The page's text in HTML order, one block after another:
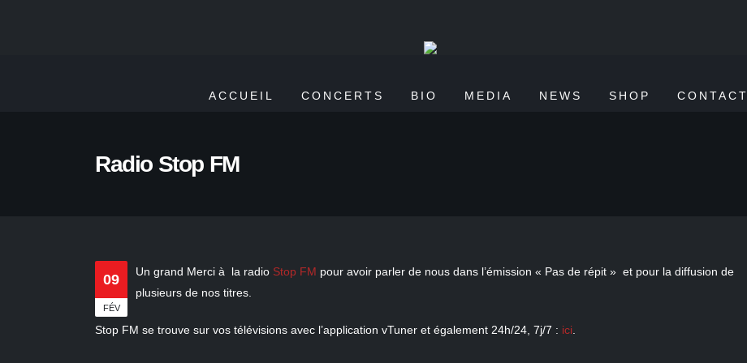
ACCUEIL CONCERTS BIO MEDIA NEWS SHOP CONTACT
Radio Stop FM
09
FÉV
Un grand Merci à la radio Stop FM pour avoir parler de nous dans l’émission « Pas de répit » et pour la diffusion de
plusieurs de nos titres.
Stop FM se trouve sur vos télévisions avec l’application vTuner et également 24h/24, 7j/7 : ici